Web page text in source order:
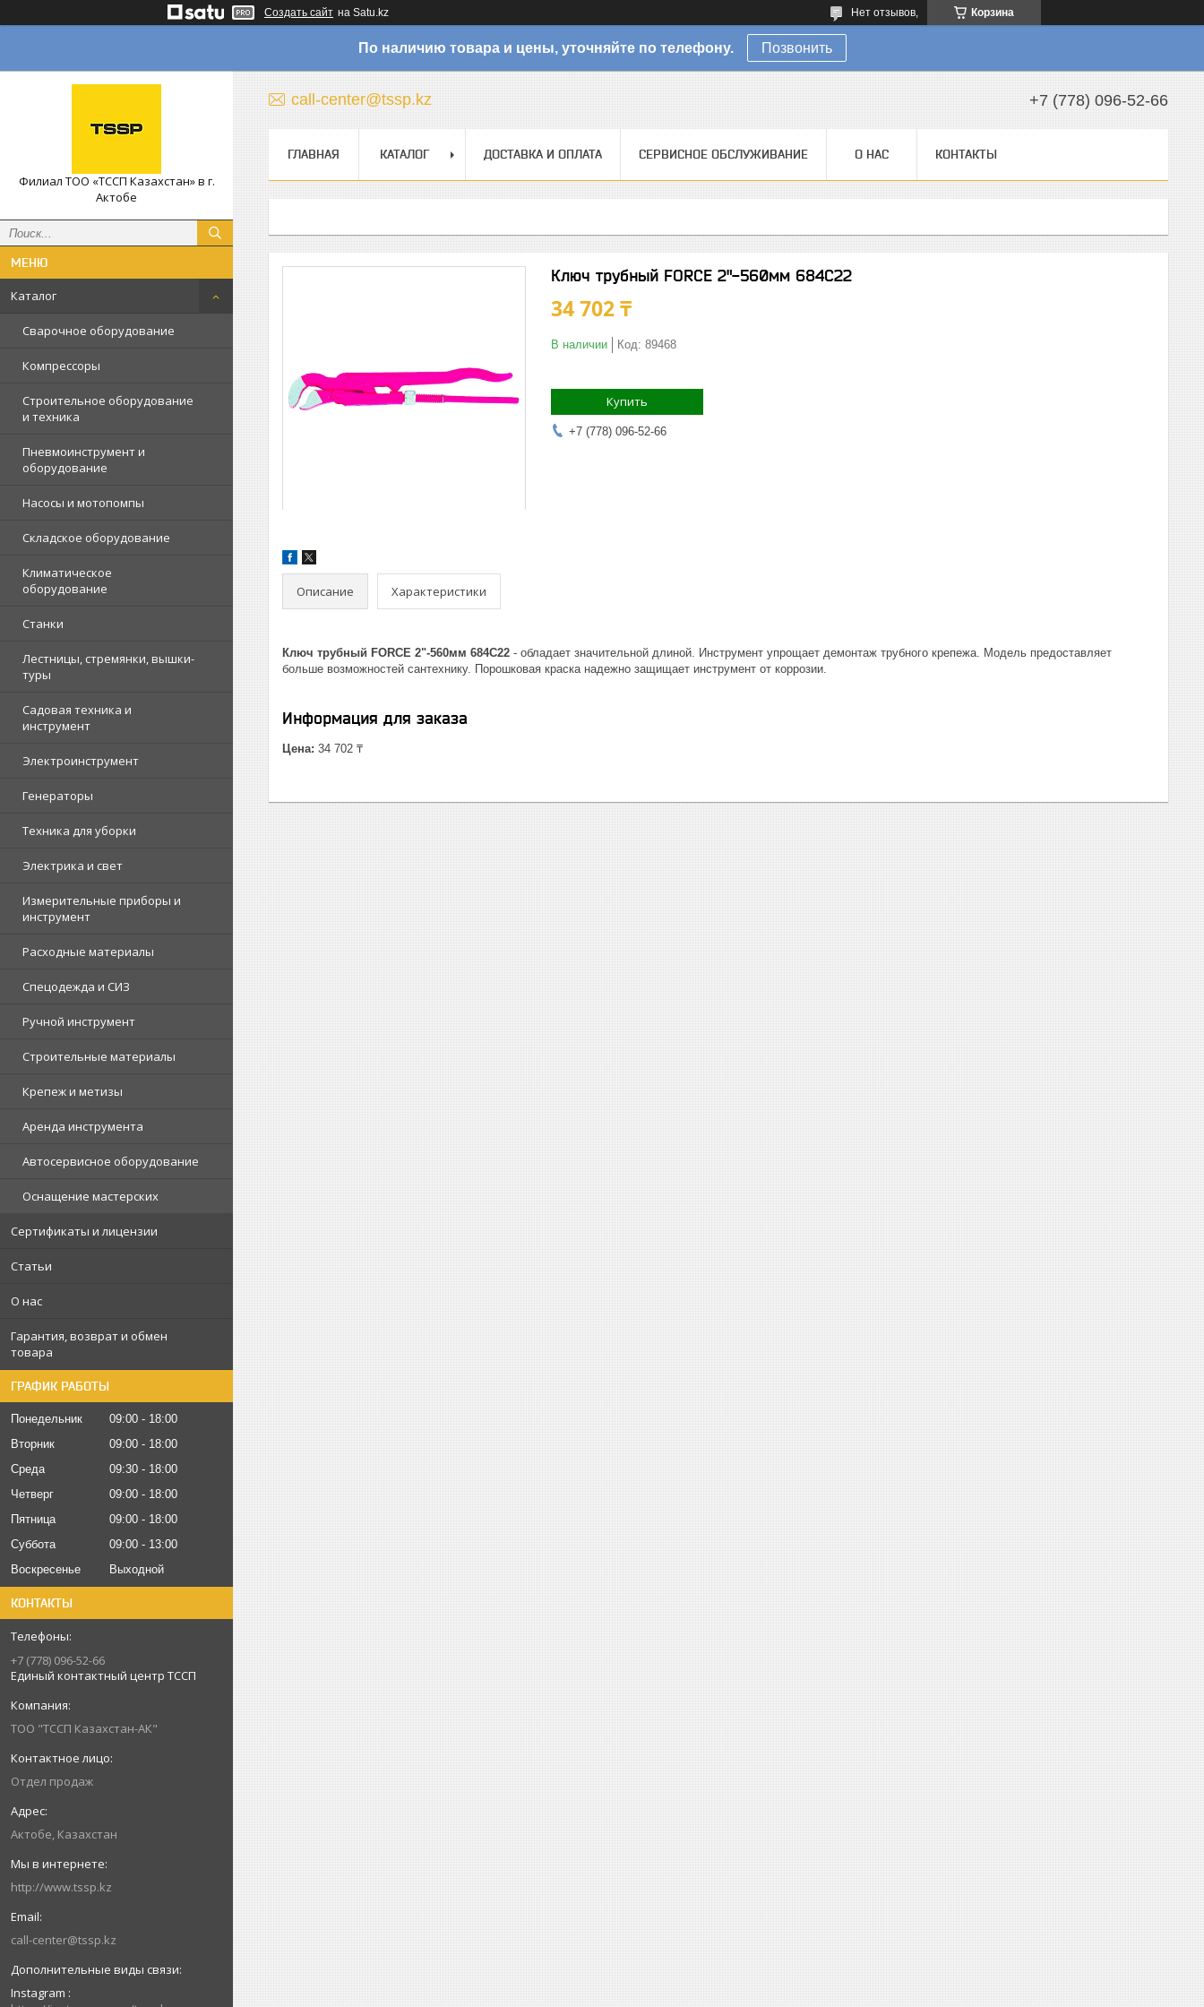
Создать сайт на Satu.kz Корзина
Нет отзывов,
По наличию товара и цены, уточняйте по телефону. Позвонить
Филиал ТОО «ТССП Казахстан» в г.
Актобе
Каталог
Сварочное оборудование
Компрессоры
Строительное оборудование
и техника
Пневмоинструмент и
оборудование
Насосы и мотопомпы
Складское оборудование
Климатическое
оборудование
Станки
Лестницы, стремянки, вышки-
туры
Садовая техника и
инструмент
Электроинструмент
Генераторы
Техника для уборки
Электрика и свет
Измерительные приборы и
инструмент
Расходные материалы
Спецодежда и СИЗ
Ручной инструмент
Строительные материалы
Крепеж и метизы
Аренда инструмента
Автосервисное оборудование
Оснащение мастерских
Сертификаты и лицензии
Статьи
О нас
Гарантия, возврат и обмен
товара
ГРАФИК РАБОТЫ
Понедельник 09:00
18:00
Вторник
09:00
18:00
Среда
09:30
18:00
Четверг
09:00
18:00
Пятница
09:00
18:00
Суббота
09:00
13:00
Воскресенье
Выходной
КОНТАКТЫ
+7 (778) 096-52-66
Единый контактный центр ТССП
ТОО "ТССП Казахстан-АК"
Отдел продаж
Актобе, Казахстан
http://www.tssp.kz
call-center@tssp.kz
Instagram
call-center@tssp.kz +7 (778) 096-52-66
ГЛАВНАЯ КАТАЛОГ ДОСТАВКА И ОПЛАТА СЕРВИСНОЕ ОБСЛУЖИВАНИЕ О НАС КОНТАКТЫ
Ключ трубный FORCE 2"-560мм 684C22
34 702 ₸
В наличии Код: 89468
Купить
+7 (778) 096-52-66
Описание Характеристики
Ключ трубный FORCE 2"-560мм 684C22 - обладает значительной длиной. Инструмент упрощает демонтаж трубного крепежа. Модель предоставляет
больше возможностей сантехнику. Порошковая краска надежно защищает инструмент от коррозии.
Информация для заказа
Цена: 34 702 ₸